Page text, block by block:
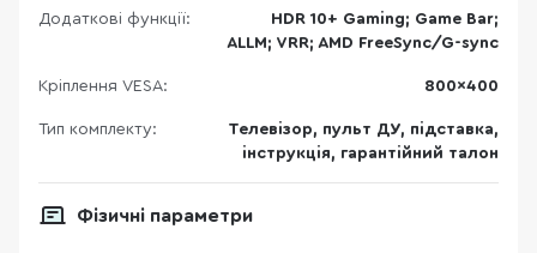
Додаткові функції:
HDR 10+ Gaming; Game Bar;
ALLM; VRR; AMD FreeSync/G-sync
Кріплення VESA: 800x400
Тип комплекту:
Телевізор, пульт ДУ, підставка,
інструкція, гарантійний талон
Фізичні параметри